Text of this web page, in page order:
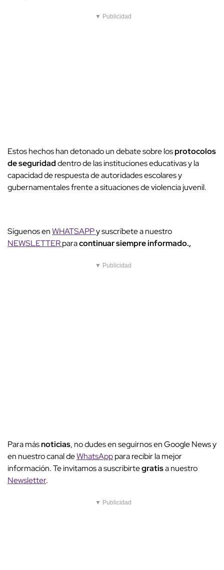
▼ Publicidad
Estos hechos han detonado un debate sobre losprotocolos
de seguridaddentro de las instituciones educativas y la
capacidad de respuesta de autoridades escolares y
gubernamentales frente a situaciones de violencia juvenil.
Síguenos enWHATSAPPy suscríbete a nuestro
NEWSLETTERparacontinuar siempre informado.,
▼ Publicidad
Para másnoticias, no dudes en seguirnos en Google News y
en nuestro canal deWhatsApppara recibir la mejor
información. Te invitamos a suscribirtegratisa nuestro
Newsletter.
▼ Publicidad